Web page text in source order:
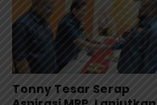
Tonny Tesar Serap